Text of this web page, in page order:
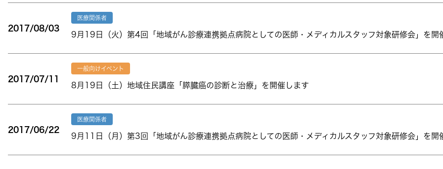
2017/08/03
医療関係者
9月19日（火）第4回「地域がん診療連携拠点病院としての医師・メディカルスタッフ対象研修会」を開
2017/07/11
一般向けイベント
8月19日（土）地域住民講座「膵臓癌の診断と治療」を開催します
2017/06/22
医療関係者
9月11日（月）第3回「地域がん診療連携拠点病院としての医師・メディカルスタッフ対象研修会」を開